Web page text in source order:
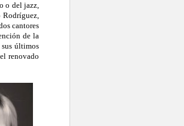
o del jazz,
Rodríguez,
cantores
de la
últimos
renovado